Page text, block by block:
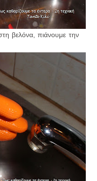
βελόνα, πιάνουμε την